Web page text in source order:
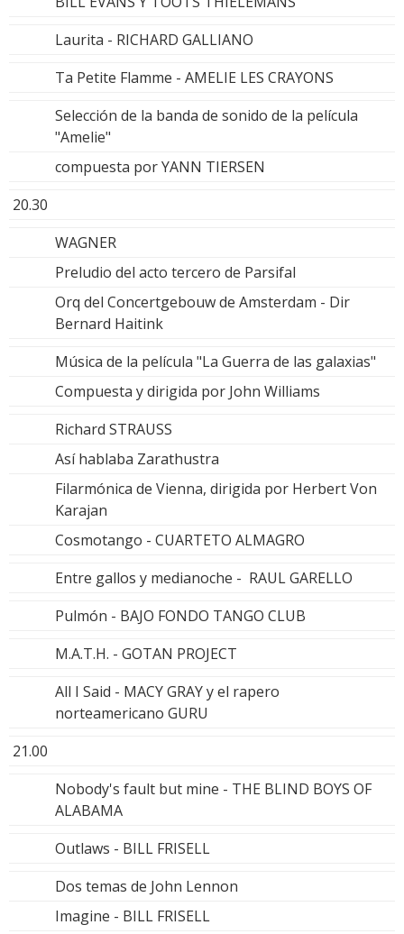
Laurita - RICHARD GALLIANO
Ta Petite Flamme - AMELIE LES CRAYONS
Selección de la banda de sonido de la película
"Amelie"
compuesta por YANN TIERSEN
20.30
WAGNER
Preludio del acto tercero de Parsifal
Orq del Concertgebouw de Amsterdam - Dir
Bernard Haitink
Música de la película "La Guerra de las galaxias"
Compuesta y dirigida por John Williams
Richard STRAUSS
Así hablaba Zarathustra
Filarmónica de Vienna, dirigida por Herbert Von
Karajan
Cosmotango - CUARTETO ALMAGRO
Entre gallos y medianoche - RAUL GARELLO
Pulmón - BAJO FONDO TANGO CLUB
M.A.T.H. - GOTAN PROJECT
All I Said - MACY GRAY y el rapero
norteamericano GURU
21.00
Nobody's fault but mine - THE BLIND BOYS OF
ALABAMA
Outlaws - BILL FRISELL
Dos temas de John Lennon
Imagine - BILL FRISELL